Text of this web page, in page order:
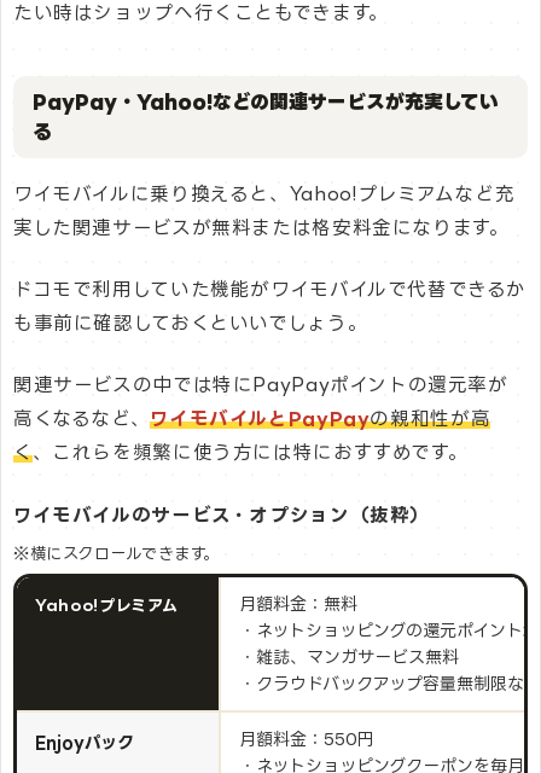
たい時はショップへ行くこともできます。
PayPay・Yahoo!などの関連サービスが充実してい
る
ワイモバイルに乗り換えると、Yahoo!プレミアムなど充
実した関連サービスが無料または格安料金になります。
ドコモで利用していた機能がワイモバイルで代替できるか
も事前に確認しておくといいでしょう。
関連サービスの中では特にPayPayポイントの還元率が
高くなるなど、ワイモバイルとPayPayの親和性が高
く、これらを頻繁に使う方には特におすすめです。
ワイモバイルのサービス・オプション（抜粋）
※横にスクロールできます。
Yahoo!プレミアム
月額料金：無料
・ネットショッピングの還元ポイント増
・雑誌、マンガサービス無料
・クラウドバックアップ容量無制限など
Enjoyパック
月額料金：550円
・ネットショッピングクーポンを毎月